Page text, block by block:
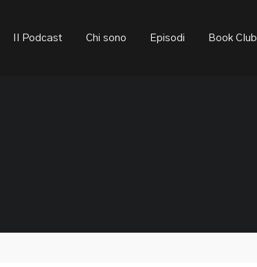
Il Podcast Chi sono Episodi Book Club